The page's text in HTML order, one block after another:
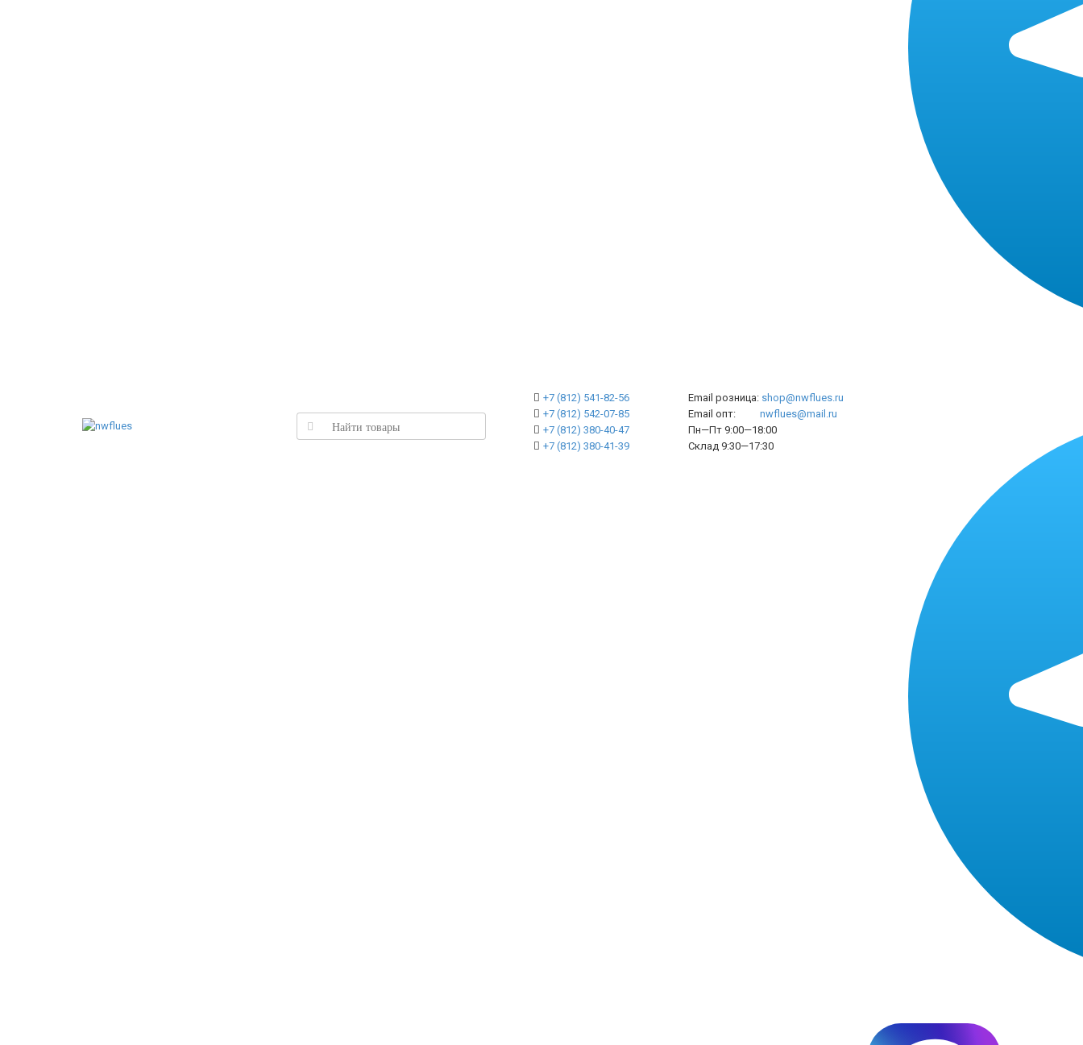
+7 (812) 541-82-56
+7 (812) 542-07-85
+7 (812) 380-40-47
+7 (812) 380-41-39
Email розница: shop@nwflues.ru
Email опт: nwflues@mail.ru
Пн—Пт 9:00—18:00
Склад 9:30—17:30